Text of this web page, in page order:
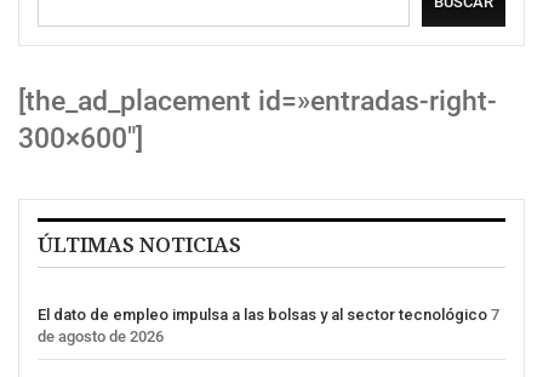
[the_ad_placement id=»entradas-right-
300×600″]
ÚLTIMAS NOTICIAS
El dato de empleo impulsa a las bolsas y al sector tecnológico 7
de agosto de 2026